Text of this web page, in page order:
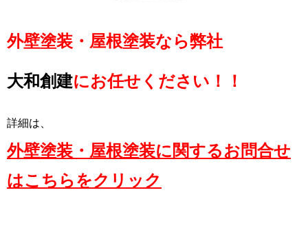
外壁塗装・屋根塗装なら弊社
大和創建にお任せください！！
詳細は、
外壁塗装・屋根塗装に関するお問合せ
はこちらをクリック